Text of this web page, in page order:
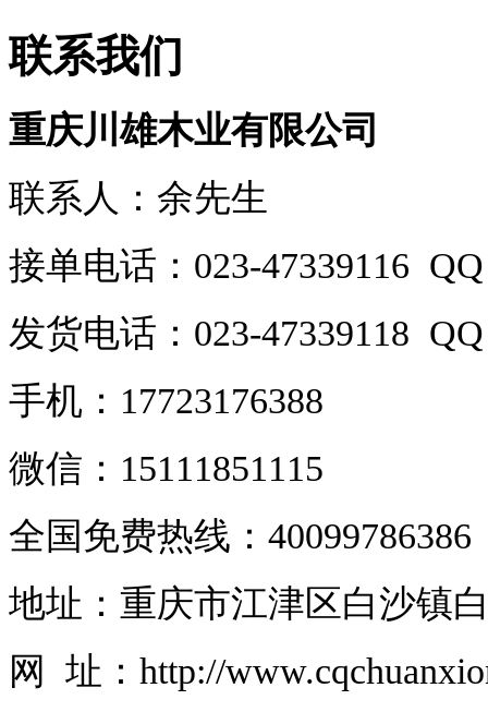
联系我们
重庆川雄木业有限公司
联系人：余先生
接单电话：023-47339116
发货电话：023-47339118
手机：17723176388
微信：15111851115
全国免费热线：40099786386
地址：重庆市江津区白沙镇
网 址：http://